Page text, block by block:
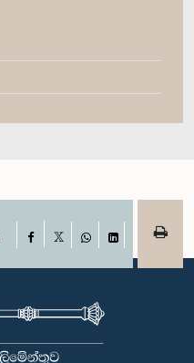
Facebook
WhatsAppLinkedIn